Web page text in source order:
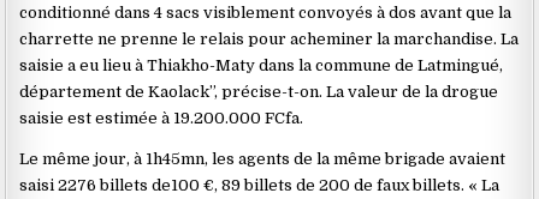
conditionné dans 4 sacs visiblement convoyés à dos avant que la
charrette ne prenne le relais pour acheminer la marchandise. La
saisie a eu lieu à Thiakho-Maty dans la commune de Latmingué,
département de Kaolack”, précise-t-on. La valeur de la drogue
saisie est estimée à 19.200.000 FCfa.
Le même jour, à 1h45mn, les agents de la même brigade avaient
saisi 2276 billets de100 €, 89 billets de 200 de faux billets. « La